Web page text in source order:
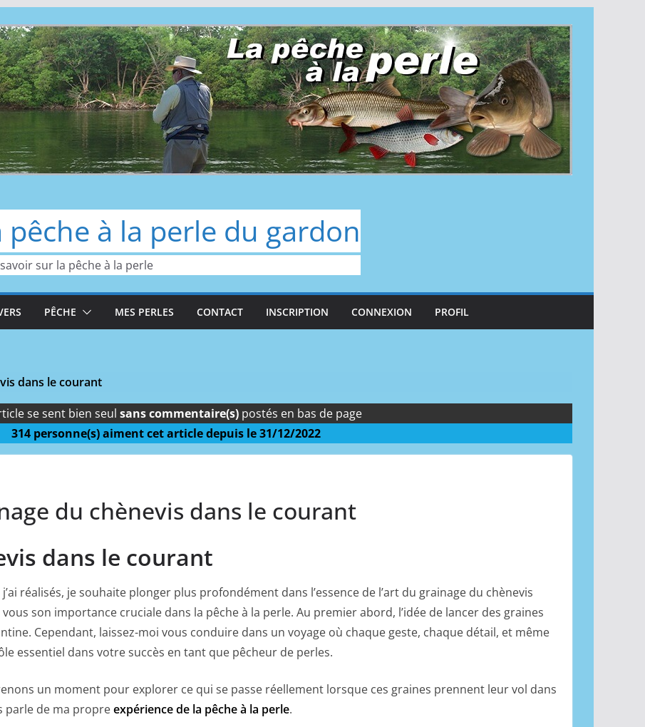
pêche à la perle du gardon
sur la pêche à la perle
PÊCHE MES PERLES CONTACT INSCRIPTION CONNEXION PROFIL
dans le courant
se sent bien seul sans commentaire(s) postés en bas de page
314 personne(s) aiment cet article depuis le31/12/2022
du chènevis dans le courant
dans le courant
réalisés, je souhaite plonger plus profondément dans l’essence de l’art du grainage du chènevis
son importance cruciale dans la pêche à la perle. Au premier abord, l’idée de lancer des graines
Cependant, laissez-moi vous conduire dans un voyage où chaque geste, chaque détail, et même
essentiel dans votre succès en tant que pêcheur de perles.
un moment pour explorer ce qui se passe réellement lorsque ces graines prennent leur vol dans
parle de ma propreexpérience de la pêche à la perle.